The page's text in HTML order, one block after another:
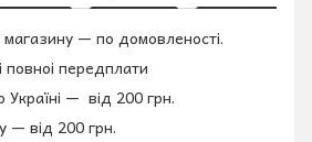
— по домовленості.
передплати
— від 200 грн.
— від 200 грн.